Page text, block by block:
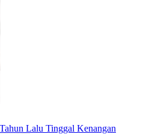
Lalu Tinggal Kenangan